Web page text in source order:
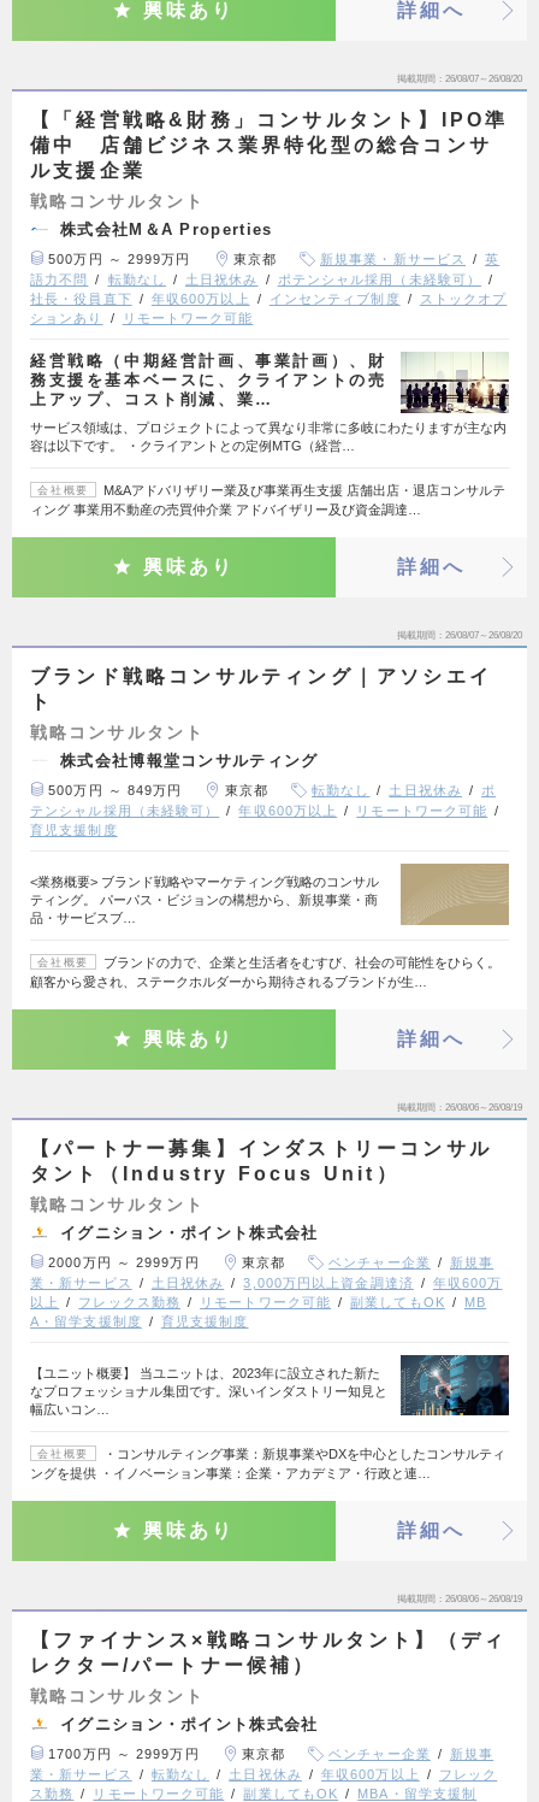
興味あり 詳細へ
掲載期間 26/08/07～26/08/20
【「経営戦略&財務」コンサルタント】IPO準
備中 店舗ビジネス業界特化型の総合コンサ
ル支援企業
戦略コンサルタント
株式会社M＆A Properties
500万円 ～ 2999万円 東京都 新規事業・新サービス
英
語力不問
転勤なし 土日祝休み
ポテンシャル採用（未経験可）
社長・役員直下
年収600万以上 インセンティブ制度
ストックオプ
ションあり
リモートワーク可能
経営戦略（中期経営計画、事業計画）、財
務支援を基本ベースに、クライアントの売
上アップ、コスト削減、業…
サービス領域は、プロジェクトによって異なり非常に多岐にわたりますが主な内
容は以下です。 ・クライアントとの定例MTG（経営…
会社概要
M&Aアドバリザリー業及び事業再生支援 店舗出店・退店コンサルテ
ィング 事業用不動産の売買仲介業 アドバイザリー及び資金調達…
興味あり 詳細へ
掲載期間 26/08/07～26/08/20
ブランド戦略コンサルティング｜アソシエイ
ト
戦略コンサルタント
株式会社博報堂コンサルティング
500万円 ～ 849万円 東京都 転勤なし 土日祝休み
ポ
テンシャル採用（未経験可）
年収600万以上
リモートワーク可能
育児支援制度
<業務概要> ブランド戦略やマーケティング戦略のコンサル
ティング。 パーパス・ビジョンの構想から、新規事業・商
品・サービスブ…
会社概要
ブランドの力で、企業と生活者をむすび、社会の可能性をひらく。
顧客から愛され、ステークホルダーから期待されるブランドが生…
興味あり 詳細へ
掲載期間 26/08/06～26/08/19
【パートナー募集】インダストリーコンサル
タント（Industry Focus Unit）
戦略コンサルタント
イグニション・ポイント株式会社
2000万円 ～ 2999万円 東京都 ベンチャー企業
新規事
業・新サービス
土日祝休み 3,000万円以上資金調達済
年収600万
以上
フレックス勤務 リモートワーク可能 副業してもOK
MB
A・留学支援制度
育児支援制度
【ユニット概要】 当ユニットは、2023年に設立された新た
なプロフェッショナル集団です。深いインダストリー知見と
幅広いコン…
会社概要
・コンサルティング事業：新規事業やDXを中心としたコンサルティ
ングを提供 ・イノベーション事業：企業・アカデミア・行政と連…
興味あり 詳細へ
掲載期間 26/08/06～26/08/19
【ファイナンス×戦略コンサルタント】（ディ
レクター/パートナー候補）
戦略コンサルタント
イグニション・ポイント株式会社
1700万円 ～ 2999万円 東京都 ベンチャー企業
新規事
業・新サービス
転勤なし 土日祝休み 年収600万以上
フレック
ス勤務
リモートワーク可能 副業してもOK
MBA・留学支援制